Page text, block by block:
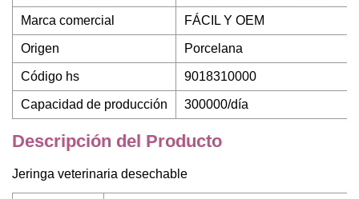
Marca comercial FÁCIL Y OEM
Origen Porcelana
Código hs 9018310000
Capacidad de producción 300000/día
Descripción del Producto
Jeringa veterinaria desechable